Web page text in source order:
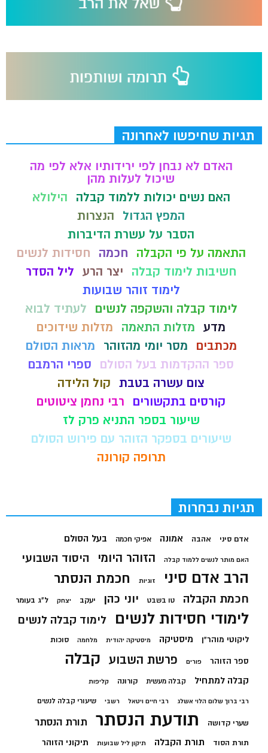
תגיות שחיפשו לאחרונה
האדם לא נבחן לפי ירידותיו אלא לפי מה
שיכול לעלות מהן
האם נשים יכולות ללמוד קבלה
הילולא
המפץ הגדול
הנצרות
הסבר על עשרת הדיברות
התאמה על פי הקבלה
חכמה
חסידות לנשים
חשיבות לימוד קבלה
יצר הרע ליל הסדר
לימוד זוהר שבועות
לימוד קבלה והשקפה לנשים
לעתיד לבוא
מדע מזלות התאמה
מזלות שידוכים
מכתבים
מסר יומי מהזוהר
מראות הסולם
ספר ההקדמות בעל הסולם
ספרי הרמבם
צום עשרה בטבת קול הלידה
קורסים בתקשורים
רבי נחמן ציטוטים
שיעור בספר התניא פרק לז
שיעורים בספקר הזוהר עם פירוש הסולם
תרופה קורונה
תגיות נבחרות
אדם סיני אהבה אמונה אפיקי חכמה בעל הסולם
האם מותר לנשים ללמוד קבלה הזוהר היומי היסוד השבועי
הרב אדם סיני זוגיות חכמת הנסתר
חכמת הקבלה טו בשבט יוני כהן יעקב יצחק ל"ג בעומר
לימודי חסידות לנשים לימוד קבלה לנשים
ליקוטי מוהר"ן מיסטיקה מיסטיקה יהודית מלחמה סוכות
ספר הזוהר פורים פרשת השבוע קבלה
קבלה למתחיל קבלה מעשית קורונה קליפות
רבי ברוך שלום הלוי אשלג רבי חיים ויטאל רשבי שיעורי קבלה לנשים
שערי קדושה תודעת הנסתר תורת הנסתר
תורת הסוד תורת הקבלה תיקון ליל שבועות תיקוני הזוהר